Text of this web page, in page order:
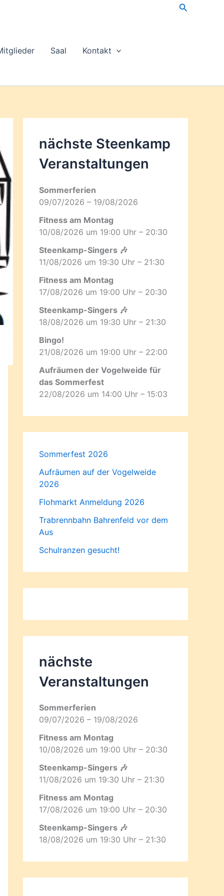
Suchen
Saal Kontakt
nächste Steenkamp
Veran­staltungen
Sommerferien
09/07/2026 – 19/08/2026
Fitness am Montag
10/08/2026 um 19:00 Uhr – 20:30
Steenkamp-Singers 🎶
11/08/2026 um 19:30 Uhr – 21:30
Fitness am Montag
17/08/2026 um 19:00 Uhr – 20:30
Steenkamp-Singers 🎶
18/08/2026 um 19:30 Uhr – 21:30
Bingo!
21/08/2026 um 19:00 Uhr – 22:00
Aufräumen der Vogelweide für
das Sommerfest
22/08/2026 um 14:00 Uhr – 15:03
Sommerfest 2026
Aufräumen auf der Vogelweide
2026
Flohmarkt Anmeldung 2026
Trabrennbahn Bahrenfeld vor dem
Aus
Schulranzen gesucht!
nächste
Veranstaltungen
Sommerferien
09/07/2026 – 19/08/2026
Fitness am Montag
10/08/2026 um 19:00 Uhr – 20:30
Steenkamp-Singers 🎶
11/08/2026 um 19:30 Uhr – 21:30
Fitness am Montag
17/08/2026 um 19:00 Uhr – 20:30
Steenkamp-Singers 🎶
18/08/2026 um 19:30 Uhr – 21:30